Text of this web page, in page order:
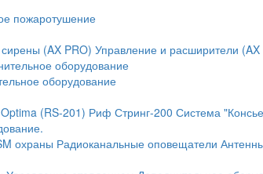
пожаротушение
(AX PRO) Управление и расширители (AX
оборудование
оборудование
(RS-201) Риф Стринг-200 Система
охраны Радиоканальные оповещатели